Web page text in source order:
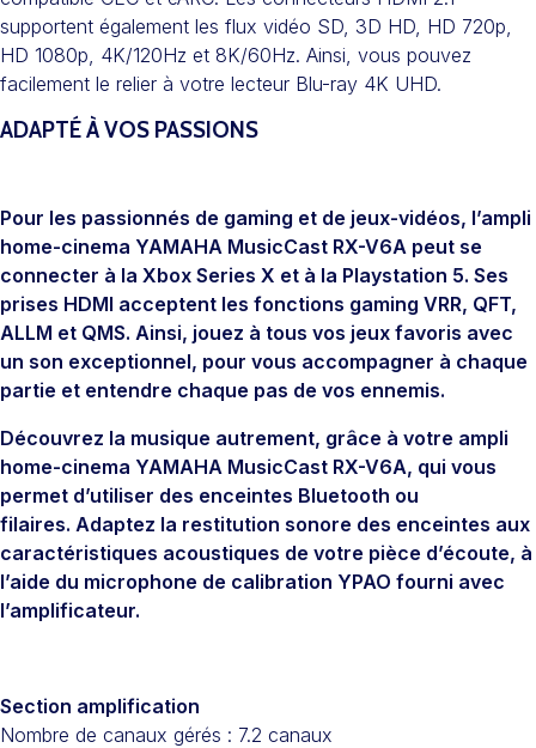
supportent également les flux vidéo SD, 3D HD, HD 720p,
HD 1080p, 4K/120Hz et 8K/60Hz. Ainsi, vous pouvez
facilement le relier à votre lecteur Blu-ray 4K UHD.
ADAPTÉ À VOS PASSIONS
Pour les passionnés de gaming et de jeux-vidéos, l’ampli
home-cinema YAMAHA MusicCast RX-V6A peut se
connecter à la Xbox Series X et à la Playstation 5. Ses
prises HDMI acceptent les fonctions gaming VRR, QFT,
ALLM et QMS. Ainsi, jouez à tous vos jeux favoris avec
un son exceptionnel, pour vous accompagner à chaque
partie et entendre chaque pas de vos ennemis.
Découvrez la musique autrement, grâce à votre ampli
home-cinema YAMAHA MusicCast RX-V6A, qui vous
permet d’utiliser des enceintes Bluetooth ou
filaires. Adaptez la restitution sonore des enceintes aux
caractéristiques acoustiques de votre pièce d’écoute, à
l’aide du microphone de calibration YPAO fourni avec
l’amplificateur.
Section amplification
Nombre de canaux gérés : 7.2 canaux